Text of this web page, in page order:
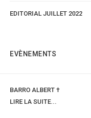
EDITORIAL JUILLET 2022
EVÈNEMENTS
BARRO ALBERT †
LIRE LA SUITE...